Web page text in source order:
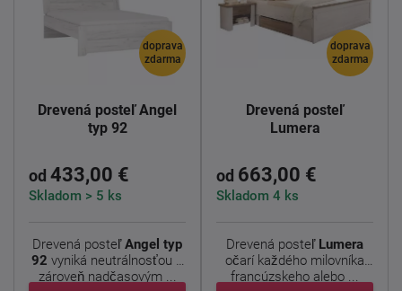
doprava
zdarma
Drevená posteľ Angel
typ 92
od 433,00 €
Skladom > 5 ks
Drevená posteľAngel typ
92 vyniká neutrálnosťou a
zároveň nadčasovým ...
doprava
zdarma
Drevená posteľ
Lumera
od 663,00 €
Skladom 4 ks
Drevená posteľ Lumera
očarí každého milovníka
francúzskeho alebo ...